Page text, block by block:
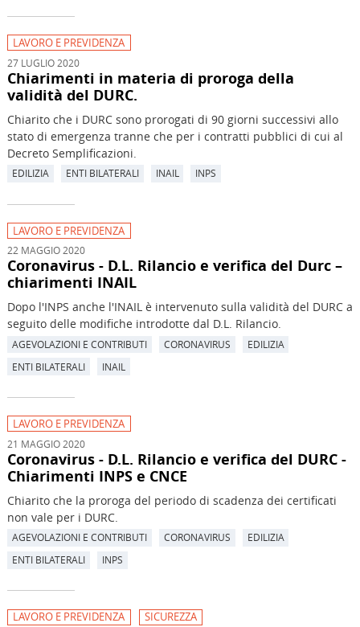
LAVORO E PREVIDENZA
27 LUGLIO 2020
Chiarimenti in materia di proroga della
validità del DURC.
Chiarito che i DURC sono prorogati di 90 giorni successivi allo
stato di emergenza tranne che per i contratti pubblici di cui al
Decreto Semplificazioni.
EDILIZIA ENTI BILATERALI INAIL INPS
LAVORO E PREVIDENZA
22 MAGGIO 2020
Coronavirus - D.L. Rilancio e verifica del Durc –
chiarimenti INAIL
Dopo l'INPS anche l'INAIL è intervenuto sulla validità del DURC a
seguito delle modifiche introdotte dal D.L. Rilancio.
AGEVOLAZIONI E CONTRIBUTI CORONAVIRUS
EDILIZIA
ENTI BILATERALI
INAIL
LAVORO E PREVIDENZA
21 MAGGIO 2020
Coronavirus - D.L. Rilancio e verifica del DURC -
Chiarimenti INPS e CNCE
Chiarito che la proroga del periodo di scadenza dei certificati
non vale per i DURC.
AGEVOLAZIONI E CONTRIBUTI CORONAVIRUS
EDILIZIA
ENTI BILATERALI
INPS
LAVORO E PREVIDENZA SICUREZZA